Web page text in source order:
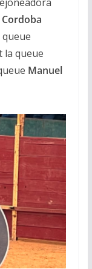
queue
la queue
Manuel